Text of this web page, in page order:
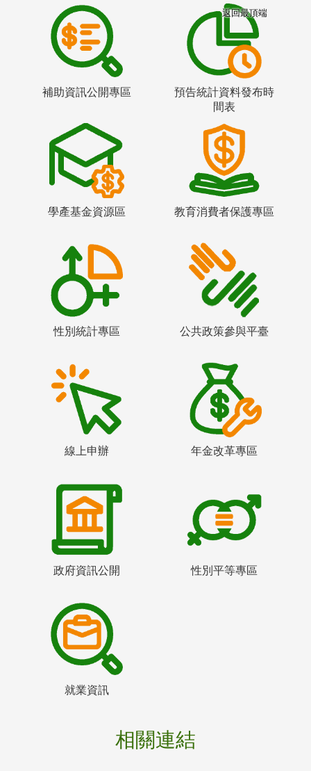
補助資訊公開專區
預告統計資料發布時
間表
學產基金資源區 教育消費者保護專區
性別統計專區 公共政策參與平臺
線上申辦 年金改革專區
政府資訊公開 性別平等專區
就業資訊
相關連結
返回最頂端